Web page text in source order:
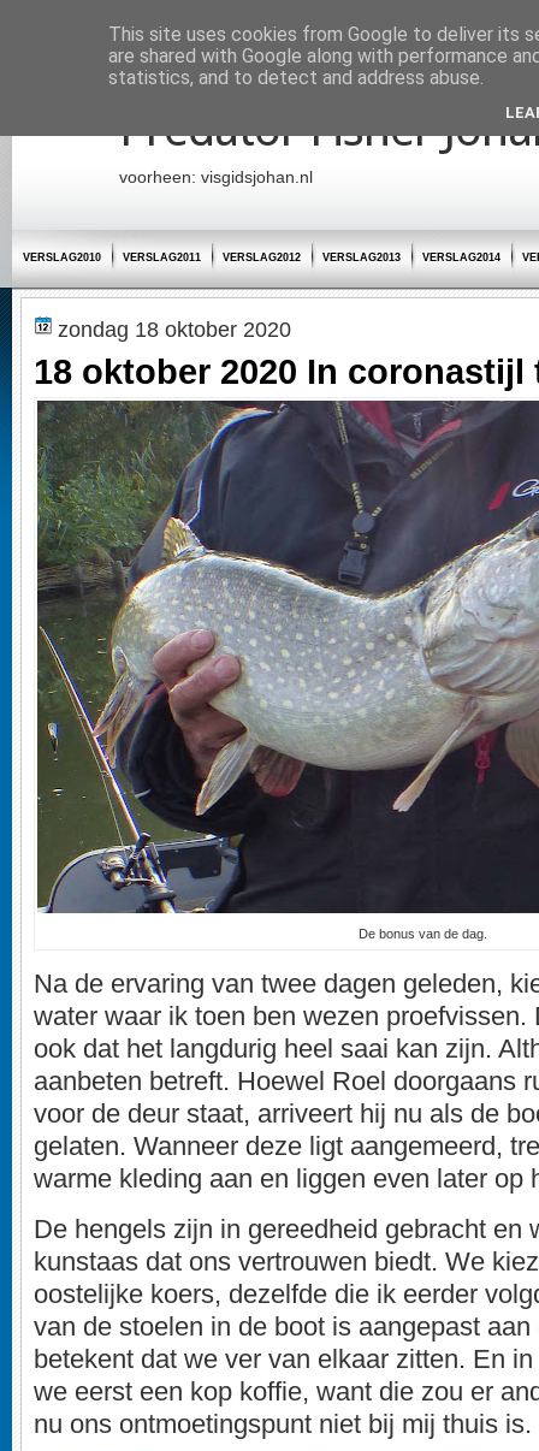
Startpagina
Predator Fisher
voorheen: visgidsjohan.nl
VERSLAG2010 VERSLAG2011 VERSLAG2012 VERSLAG2013 VERSLAG2014
zondag 18 oktober 2020
18 oktober 2020 In coronastijl
De bonus van de dag.
Na de ervaring van twee dagen geleden,
water waar ik toen ben wezen proefvissen.
ook dat het langdurig heel saai kan zijn.
aanbeten betreft. Hoewel Roel doorgaans
voor de deur staat, arriveert hij nu als de
gelaten. Wanneer deze ligt aangemeerd,
warme kleding aan en liggen even later op
De hengels zijn in gereedheid gebracht en
kunstaas dat ons vertrouwen biedt. We
oostelijke koers, dezelfde die ik eerder
van de stoelen in de boot is aangepast
betekent dat we ver van elkaar zitten. En
we eerst een kop koffie, want die zou er
nu ons ontmoetingspunt niet bij mij thuis is.
This site uses cookies from Google to deliver its
are shared with Google along with performance
statistics, and to detect and address abuse.